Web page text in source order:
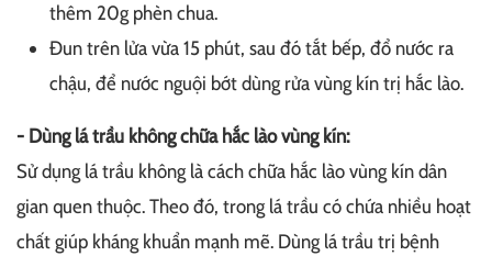
thêm 20g phèn chua.
Đun trên lửa vừa 15 phút, sau đó tắt bếp, đổ nước ra
chậu, để nước nguội bớt dùng rửa vùng kín trị hắc lào.
- Dùng lá trầu không chữa hắc lào vùng kín:
Sử dụng lá trầu không là cách chữa hắc lào vùng kín dân
gian quen thuộc. Theo đó, trong lá trầu có chứa nhiều hoạt
chất giúp kháng khuẩn mạnh mẽ. Dùng lá trầu trị bệnh